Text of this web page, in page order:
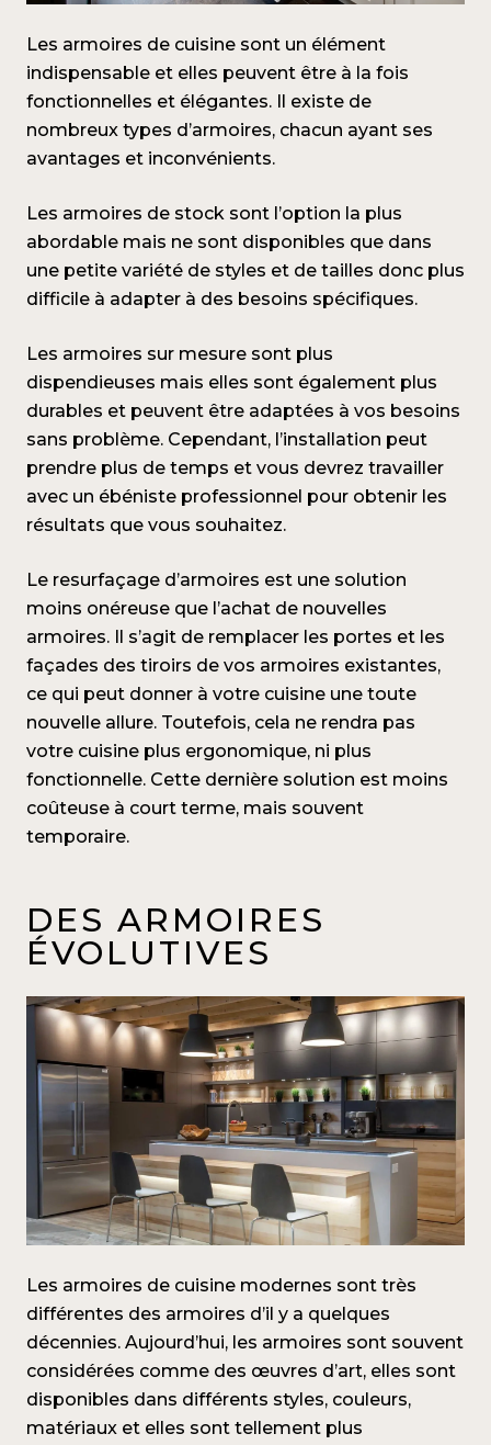
Les armoires de cuisine sont un élément
indispensable et elles peuvent être à la fois
fonctionnelles et élégantes. Il existe de
nombreux types d’armoires, chacun ayant ses
avantages et inconvénients.
Les armoires de stock sont l’option la plus
abordable mais ne sont disponibles que dans
une petite variété de styles et de tailles donc plus
difficile à adapter à des besoins spécifiques.
Les armoires sur mesure sont plus
dispendieuses mais elles sont également plus
durables et peuvent être adaptées à vos besoins
sans problème. Cependant, l’installation peut
prendre plus de temps et vous devrez travailler
avec un ébéniste professionnel pour obtenir les
résultats que vous souhaitez.
Le resurfaçage d’armoires est une solution
moins onéreuse que l’achat de nouvelles
armoires. Il s’agit de remplacer les portes et les
façades des tiroirs de vos armoires existantes,
ce qui peut donner à votre cuisine une toute
nouvelle allure. Toutefois, cela ne rendra pas
votre cuisine plus ergonomique, ni plus
fonctionnelle. Cette dernière solution est moins
coûteuse à court terme, mais souvent
temporaire.
DES ARMOIRES
ÉVOLUTIVES
Les armoires de cuisine modernes sont très
différentes des armoires d’il y a quelques
décennies. Aujourd’hui, les armoires sont souvent
considérées comme des œuvres d’art, elles sont
disponibles dans différents styles, couleurs,
matériaux et elles sont tellement plus